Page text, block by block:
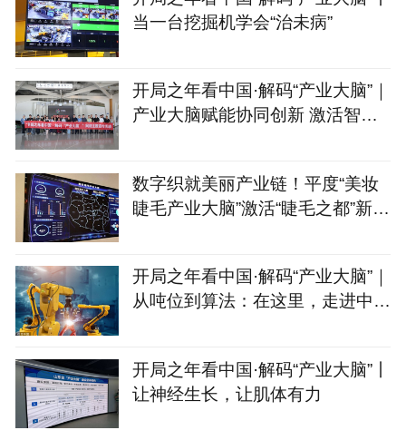
当一台挖掘机学会“治未病”
开局之年看中国·解码“产业大脑”｜
产业大脑赋能协同创新 激活智能
数字织就美丽产业链！平度“美妆
睫毛产业大脑”激活“睫毛之都”新动
开局之年看中国·解码“产业大脑”｜
从吨位到算法：在这里，走进中国
开局之年看中国·解码“产业大脑”丨
让神经生长，让肌体有力